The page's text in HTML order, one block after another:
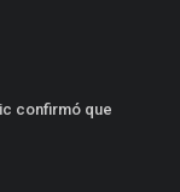
confirmó que